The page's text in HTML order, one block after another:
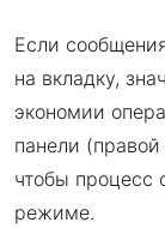
Если
на вкладку,
экономии
панели
чтобы процесс
режиме.